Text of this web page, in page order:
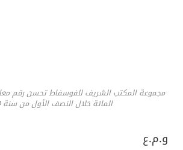
المائة خلال النصف الأول من سنة 2024
و.م.ع